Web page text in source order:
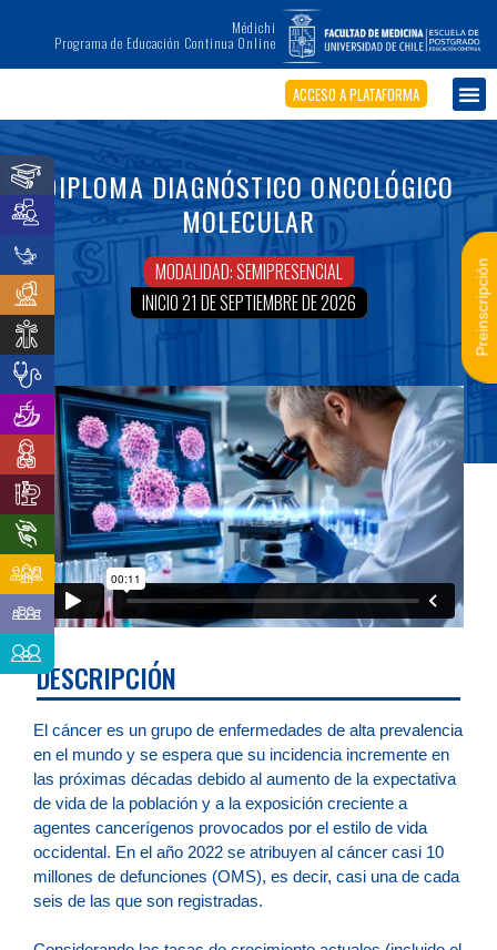
Médichi
Programa de Educación Continua Online
ACCESO A PLATAFORMA
DIPLOMA DIAGNÓSTICO ONCOLÓGICO
MOLECULAR
MODALIDAD: SEMIPRESENCIAL
INICIO 21 DE SEPTIEMBRE DE 2026
DESCRIPCIÓN
El cáncer es un grupo de enfermedades de alta prevalencia
en el mundo y se espera que su incidencia incremente en
las próximas décadas debido al aumento de la expectativa
de vida de la población y a la exposición creciente a
agentes cancerígenos provocados por el estilo de vida
occidental. En el año 2022 se atribuyen al cáncer casi 10
millones de defunciones (OMS), es decir, casi una de cada
seis de las que son registradas.
Preinscripción